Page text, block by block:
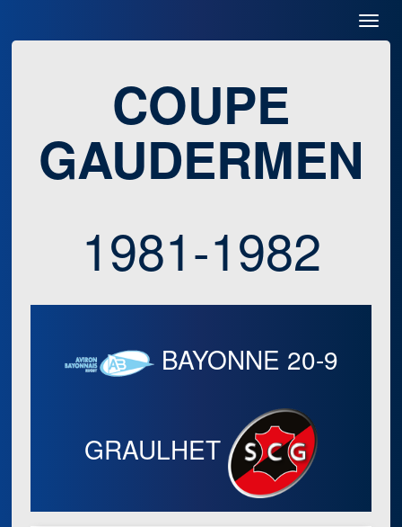
COUPE
GAUDERMEN
1981-1982
BAYONNE 20-9
GRAULHET